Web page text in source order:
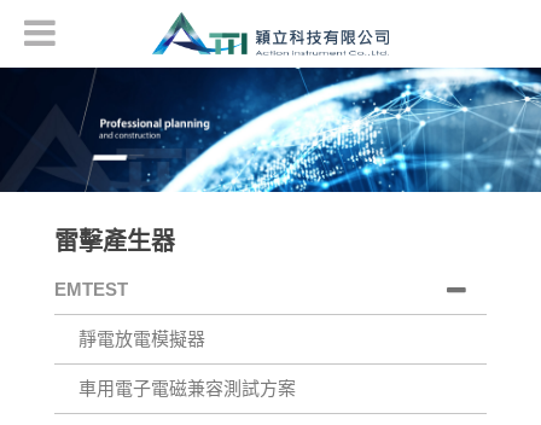
雷擊產生器
EMTEST
靜電放電模擬器
車用電子電磁兼容測試方案